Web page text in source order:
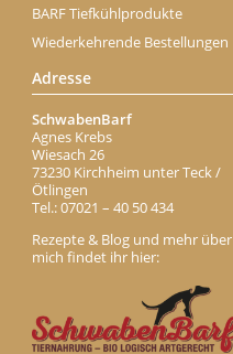
BARF Tiefkühlprodukte
Wiederkehrende Bestellungen
Adresse
SchwabenBarf
Agnes Krebs
Wiesach 26
73230 Kirchheim unter Teck /
Ötlingen
Tel.: 07021 – 40 50 434
Rezepte & Blog und mehr über
mich findet ihr hier: